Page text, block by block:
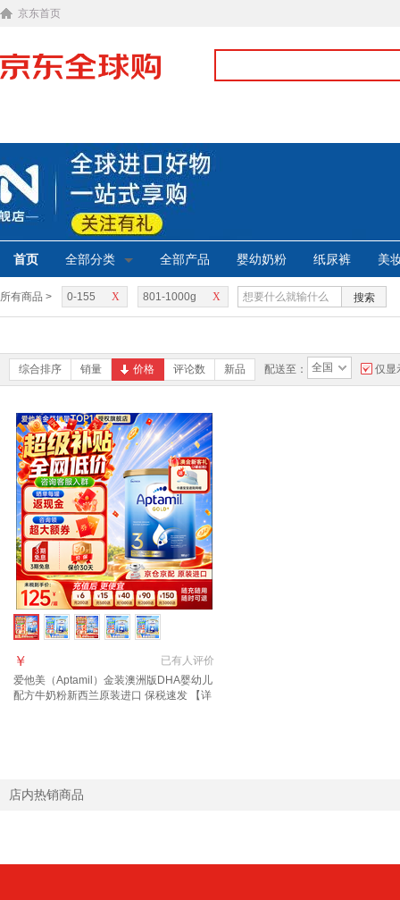
京东首页
首页 全部分类 全部产品 婴幼奶粉 纸尿裤 美
所有商品 > X
0-155 X
801-1000g 搜索
综合排序 销量 价格 评论数 新品 配送至： 全国 仅显
已有人评价
￥
爱他美（Aptamil）金装澳洲版DHA婴幼儿
配方牛奶粉新西兰原装进口 保税速发 【详
店内热销商品